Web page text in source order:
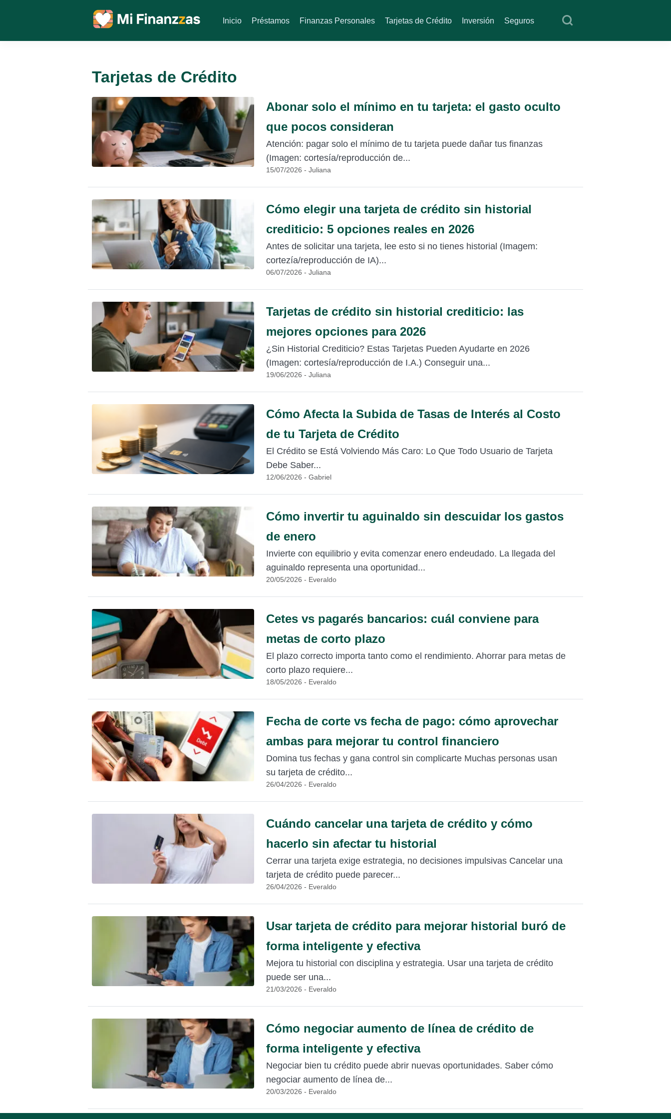
Inicio Préstamos Finanzas Personales Tarjetas de Crédito Inversión Seguros
Tarjetas de Crédito
Abonar solo el mínimo en tu tarjeta: el gasto oculto
que pocos consideran
Atención: pagar solo el mínimo de tu tarjeta puede dañar tus finanzas
(Imagen: cortesía/reproducción de...
15/07/2026 - Juliana
Cómo elegir una tarjeta de crédito sin historial
crediticio: 5 opciones reales en 2026
Antes de solicitar una tarjeta, lee esto si no tienes historial (Imagem:
cortezía/reproducción de IA)...
06/07/2026 - Juliana
Tarjetas de crédito sin historial crediticio: las
mejores opciones para 2026
¿Sin Historial Crediticio? Estas Tarjetas Pueden Ayudarte en 2026
(Imagen: cortesía/reproducción de I.A.) Conseguir una...
19/06/2026 - Juliana
Cómo Afecta la Subida de Tasas de Interés al Costo
de tu Tarjeta de Crédito
El Crédito se Está Volviendo Más Caro: Lo Que Todo Usuario de Tarjeta
Debe Saber...
12/06/2026 - Gabriel
Cómo invertir tu aguinaldo sin descuidar los gastos
de enero
Invierte con equilibrio y evita comenzar enero endeudado. La llegada del
aguinaldo representa una oportunidad...
20/05/2026 - Everaldo
Cetes vs pagarés bancarios: cuál conviene para
metas de corto plazo
El plazo correcto importa tanto como el rendimiento. Ahorrar para metas de
corto plazo requiere...
18/05/2026 - Everaldo
Fecha de corte vs fecha de pago: cómo aprovechar
ambas para mejorar tu control financiero
Domina tus fechas y gana control sin complicarte Muchas personas usan
su tarjeta de crédito...
26/04/2026 - Everaldo
Cuándo cancelar una tarjeta de crédito y cómo
hacerlo sin afectar tu historial
Cerrar una tarjeta exige estrategia, no decisiones impulsivas Cancelar una
tarjeta de crédito puede parecer...
26/04/2026 - Everaldo
Usar tarjeta de crédito para mejorar historial buró de
forma inteligente y efectiva
Mejora tu historial con disciplina y estrategia. Usar una tarjeta de crédito
puede ser una...
21/03/2026 - Everaldo
Cómo negociar aumento de línea de crédito de
forma inteligente y efectiva
Negociar bien tu crédito puede abrir nuevas oportunidades. Saber cómo
negociar aumento de línea de...
20/03/2026 - Everaldo